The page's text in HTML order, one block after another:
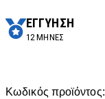
ΕΓΓΥΗΣΗ
12 ΜΗΝΕΣ
Κωδικός προϊόντος: